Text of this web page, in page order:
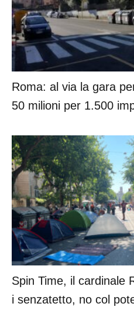
Roma: al via la gara
50 milioni per 1.500
Spin Time, il cardinale
i senzatetto, no col